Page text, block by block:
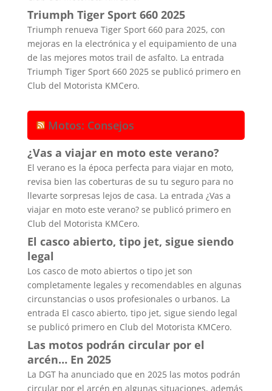
Triumph Tiger Sport 660 2025
Triumph renueva Tiger Sport 660 para 2025, con
mejoras en la electrónica y el equipamiento de una
de las mejores motos trail de asfalto. La entrada
Triumph Tiger Sport 660 2025 se publicó primero en
Club del Motorista KMCero.
Motos: Consejos
¿Vas a viajar en moto este verano?
El verano es la época perfecta para viajar en moto,
revisa bien las coberturas de su tu seguro para no
llevarte sorpresas lejos de casa. La entrada ¿Vas a
viajar en moto este verano? se publicó primero en
Club del Motorista KMCero.
El casco abierto, tipo jet, sigue siendo
legal
Los casco de moto abiertos o tipo jet son
completamente legales y recomendables en algunas
circunstancias o usos profesionales o urbanos. La
entrada El casco abierto, tipo jet, sigue siendo legal
se publicó primero en Club del Motorista KMCero.
Las motos podrán circular por el
arcén… En 2025
La DGT ha anunciado que en 2025 las motos podrán
circular por el arcén en algunas situaciones, además